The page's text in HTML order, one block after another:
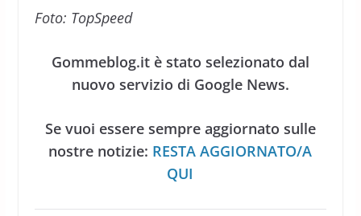
Foto: TopSpeed
Gommeblog.it è stato selezionato dal
nuovo servizio di Google News.
Se vuoi essere sempre aggiornato sulle
nostre notizie: RESTA AGGIORNATO/A
QUI